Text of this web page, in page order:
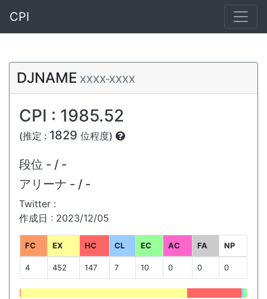
CPI
DJNAME XXXX-XXXX
CPI : 1985.52
(推定 : 1829 位程度)
段位 - / -
アリーナ - / -
Twitter :
作成日 : 2023/12/05
FC EX HC CL EC AC FA NP
4 452 147 7 10 0 0 0